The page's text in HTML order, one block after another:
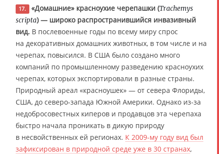
17. «Домашние» красноухие черепашки (Trachemys
scripta) — широко распространившийся инвазивный
вид. В послевоенные годы по всему миру спрос
на декоративных домашних животных, в том числе и на
черепах, повысился. В США было создано много
компаний по промышленному разведению красноухих
черепах, которых экспортировали в разные страны.
Природный ареал «красноушек» — от севера Флориды,
США, до северо-запада Южной Америки. Однако из-за
недобросовестных киперов и продавцов эта черепаха
быстро начала проникать в дикую природу
в несвойственных ей регионах. К 2009-му году вид был
зафиксирован в природной среде уже в 30 странах,